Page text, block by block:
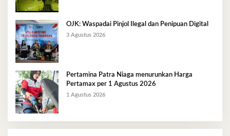
OJK: Waspadai Pinjol Ilegal dan Penipuan Digital
3 Agustus 2026
Pertamina Patra Niaga menurunkan Harga
Pertamax per 1 Agustus 2026
1 Agustus 2026